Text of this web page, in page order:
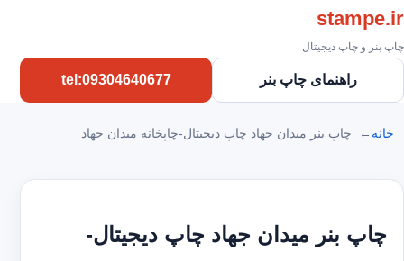
stampe.ir
چاپ بنر و چاپ دیجیتال
راهنمای چاپ بنر tel:09304640677
خانه چاپ بنر میدان جهاد چاپ دیجیتال-چاپخانه میدان جهاد
چاپ بنر میدان جهاد چاپ دیجیتال-